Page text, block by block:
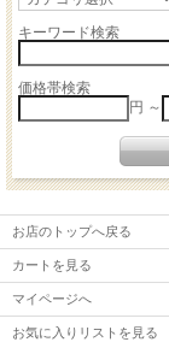
キーワード検索
価格帯検索
円 ～
お店のトップへ戻る
カートを見る
マイページへ
お気に入りリストを見る